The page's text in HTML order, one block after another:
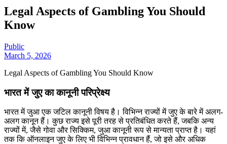
Legal Aspects of Gambling You Should
Know
Public
March 5, 2026
Legal Aspects of Gambling You Should Know
भारत में जुए का कानूनी परिप्रेक्ष्य
भारत में जुआ एक जटिल कानूनी विषय है। विभिन्न राज्यों में जुए के बारे में अलग-
अलग कानून हैं। कुछ राज्य इसे पूरी तरह से प्रतिबंधित करते हैं, जबकि अन्य
राज्यों में, जैसे गोवा और सिक्किम, जुआ कानूनी रूप से मान्यता प्राप्त है। यहां
तक कि ऑनलाइन जुए के लिए भी विभिन्न प्रावधान हैं, जो इसे और अधिक